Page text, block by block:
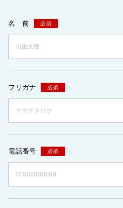
名 前 必須
フリガナ 必須
電話番号 必須